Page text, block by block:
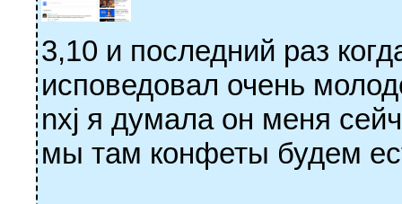
3,10 и последний раз
исповедовал очень
nxj я думала он меня
мы там конфеты будем